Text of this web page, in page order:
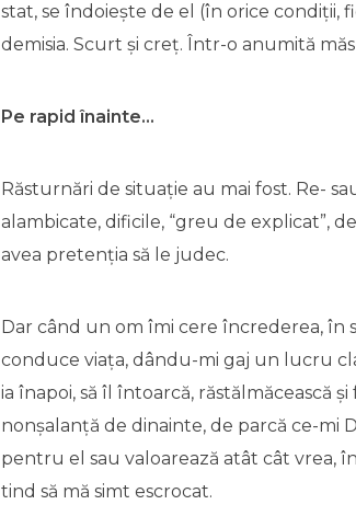
stat, se îndoiește de el (în orice condiții,
demisia. Scurt și creț. Într-o anumită
Pe rapid înainte…
Răsturnări de situație au mai fost. Re-
alambicate, dificile, “greu de explicat”,
avea pretenția să le judec.
Dar când un om îmi cere încrederea, în
conduce viața, dându-mi gaj un lucru
ia înapoi, să îl întoarcă, răstălmăcească
nonșalanță de dinainte, de parcă ce-mi
pentru el sau valoarează atât cât vrea,
tind să mă simt escrocat.